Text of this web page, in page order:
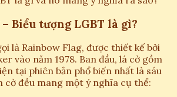
Biểu tượng LGBT là gì?
là Rainbow Flag, được thiết kế bởi
vào năm 1978. Ban đầu, lá cờ gồm
tại phiên bản phổ biến nhất là sáu
cờ đều mang một ý nghĩa cụ thể: